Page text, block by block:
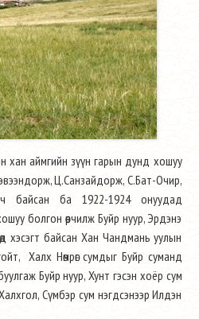
хан аймгийн зүүн гарын дунд хошуу
Ц.Санзайдорж, С.Бат-Очир,
байсан ба 1922-1924 онуудад
болгон өөрчилж Буйр нуур, Эрдэнэ
хэсэгт байсан Хан Чандмань уулын
Халх Нөмрөг сумдыг Буйр суманд
Буйр нуур, Хунт гэсэн хоёр сум
Сүмбэр сум нэгдсэнээр Илдэн